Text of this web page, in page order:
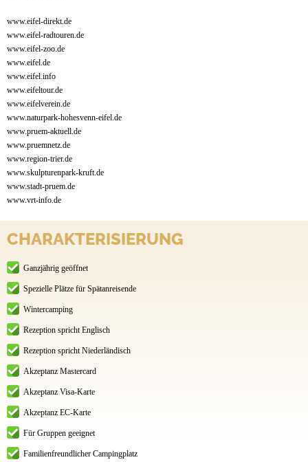
www.eifel-direkt.de
www.eifel-radtouren.de
www.eifel-zoo.de
www.eifel.de
www.eifel.info
www.eifeltour.de
www.eifelverein.de
www.naturpark-hohesvenn-eifel.de
www.pruem-aktuell.de
www.pruemnetz.de
www.region-trier.de
www.skulpturenpark-kruft.de
www.stadt-pruem.de
www.vrt-info.de
CHARAKTERISIERUNG
Ganzjährig geöffnet
Spezielle Plätze für Spätanreisende
Wintercamping
Rezeption spricht Englisch
Rezeption spricht Niederländisch
Akzeptanz Mastercard
Akzeptanz Visa-Karte
Akzeptanz EC-Karte
Für Gruppen geeignet
Familienfreundlicher Campingplatz